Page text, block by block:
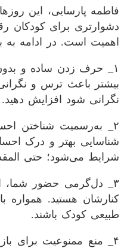
فاطمه پارسایی، این
دشوارتری برای کودکان
اهمیت است. در ادامه به
۱_ حرف زدن ساده و
بیشتر باعث ترس و
نگرانی شود افزایش دهید.
۲_ به‌رسمیت شناختن
شناسایی بهتر و درک
شرایط می‌شود؛ حتی
۳_ دل‌گرمی حضور شما،
کنارشان هستید.
طبیعی کودک باشند.
۴_ منع ممنوعیت